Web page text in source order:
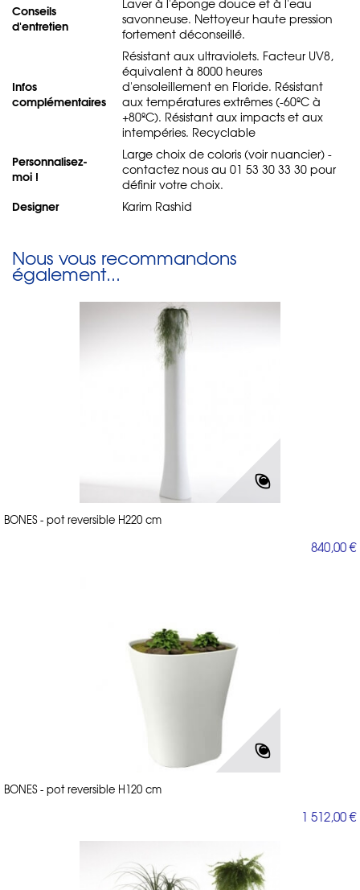
Conseils
d'entretien
savonneuse. Nettoyeur haute pression
fortement déconseillé.
Infos
complémentaires
Résistant aux ultraviolets. Facteur UV8,
équivalent à 8000 heures
d'ensoleillement en Floride. Résistant
aux températures extrêmes (-60ºC à
+80ºC). Résistant aux impacts et aux
intempéries. Recyclable
Personnalisez-
moi !
Large choix de coloris (voir nuancier) -
contactez nous au 01 53 30 33 30 pour
définir votre choix.
Designer Karim Rashid
Nous vous recommandons
également...
BONES - pot reversible H220 cm
840,00 €
BONES - pot reversible H120 cm
1 512,00 €